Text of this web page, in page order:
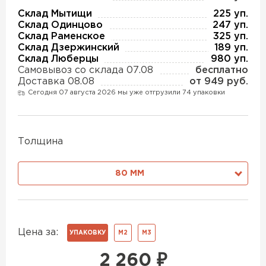
Склад Мытищи
225 уп.
Склад Одинцово
247 уп.
Склад Раменское
325 уп.
Склад Дзержинский
189 уп.
Склад Люберцы
980 уп.
Самовывоз со склада 07.08
бесплатно
Доставка 08.08
от 949 руб.
Сегодня 07 августа 2026 мы уже отгрузили 74 упаковки
Толщина
80 ММ
Цена за: УПАКОВКУ М2 М3
2 260 ₽
ПЕРЕЙТИ
Утеплитель Ruspanel
ПЕРЕЙТИ
ПЕРЕЙТИ
Утеплитель Юматекс
Утеплитель Теплекс
Утеплитель Дирок